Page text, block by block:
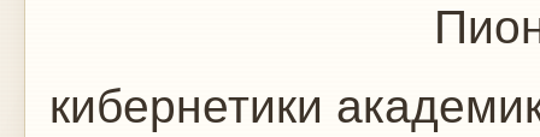
Пионер
кибернетики